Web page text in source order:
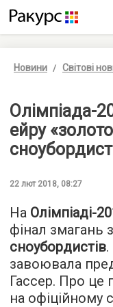
Новини Світові
Олімпіада-
ейру
22 лют 2018, 08:27
На Олімпіаді-
фінал змагань з
сноубордистів
завоювала
Гассер. Про це
на офіційному